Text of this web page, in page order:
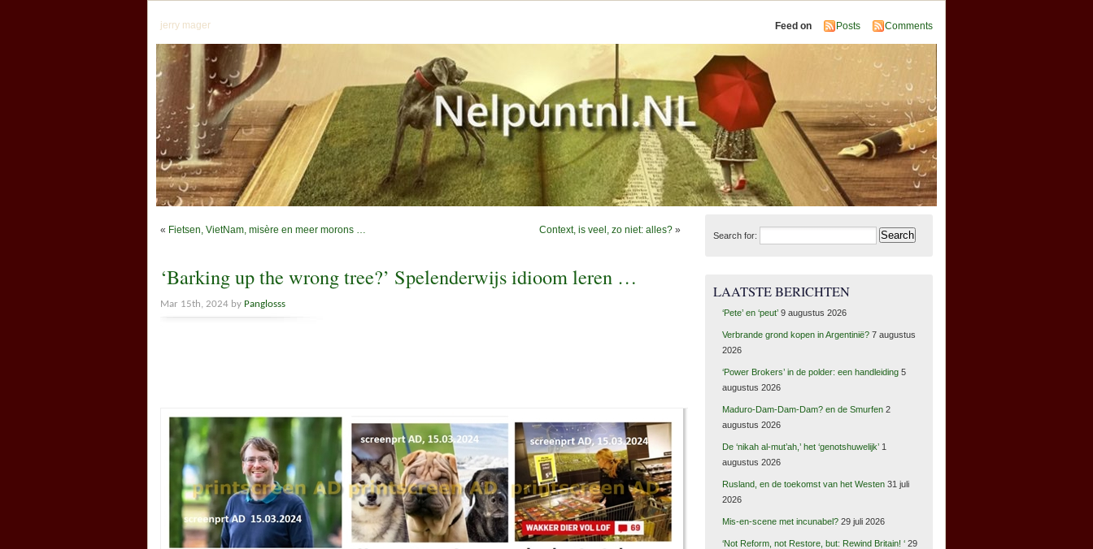
jerry mager Feed on Posts Comments
« Fietsen, VietNam, misère en meer morons … Context, is veel, zo niet: alles? »
‘Barking up the wrong tree?’ Spelenderwijs idioom leren …
Mar 15th, 2024 by Panglosss
Search for:
LAATSTE BERICHTEN
‘Pete’ en ‘peut’ 9 augustus 2026
Verbrande grond kopen in Argentinië? 7 augustus
2026
‘Power Brokers’ in de polder: een handleiding 5
augustus 2026
Maduro-Dam-Dam-Dam? en de Smurfen 2
augustus 2026
De ‘nikah al-mut’ah,’ het ‘genotshuwelijk’ 1
augustus 2026
Rusland, en de toekomst van het Westen 31 juli
2026
Mis-en-scene met incunabel? 29 juli 2026
‘Not Reform, not Restore, but: Rewind Britain! ‘ 29